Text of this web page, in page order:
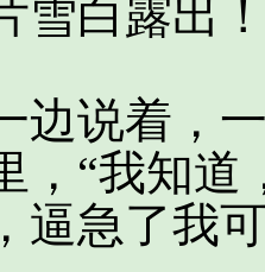
雪白露出
说着，一
，“我知
逼急了我